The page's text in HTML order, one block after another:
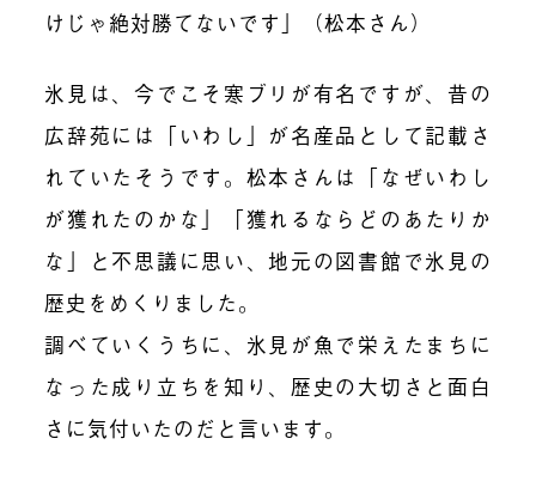
けじゃ絶対勝てないです」（松本さん）
氷見は、今でこそ寒ブリが有名ですが、昔の
広辞苑には「いわし」が名産品として記載さ
れていたそうです。松本さんは「なぜいわし
が獲れたのかな」「獲れるならどのあたりか
な」と不思議に思い、地元の図書館で氷見の
歴史をめくりました。
調べていくうちに、氷見が魚で栄えたまちに
なった成り立ちを知り、歴史の大切さと面白
さに気付いたのだと言います。